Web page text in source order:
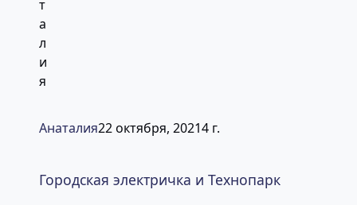
Анаталия22 октября, 20214 г.
Городская электричка и Технопарк